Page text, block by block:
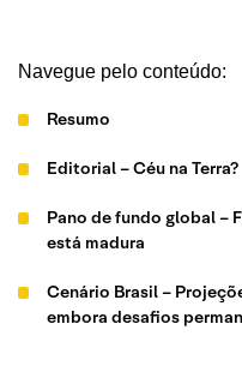
Navegue pelo conteúdo:
Resumo
Editorial – Céu na Terra?
Pano de fundo global –
está madura
Cenário Brasil –
embora desafios